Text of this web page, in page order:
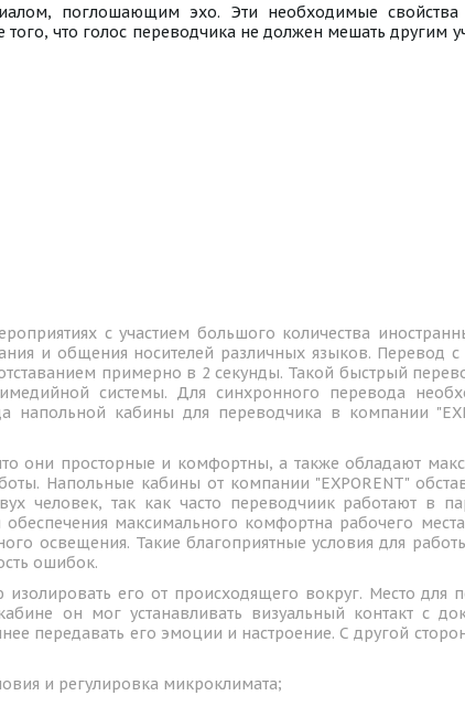
поглошающим эхо. Эти необходимые свойства
что голос переводчика не должен мешать другим
с участием большого количества
и общения носителей различных языков. Перевод
примерно в 2 секунды. Такой быстрый
системы. Для синхронного перевода
кабины для переводчика в компании
они просторные и комфортны, а также обладают
Напольные кабины от компании "EXPORENT"
человек, так как часто переводчиик работают в
максимального комфортна рабочего
освещения. Такие благоприятные условия для
ошибок.
его от происходящего вокруг. Место
он мог устанавливать визуальный контакт с
передавать его эмоции и настроение. С другой
и регулировка микроклимата;